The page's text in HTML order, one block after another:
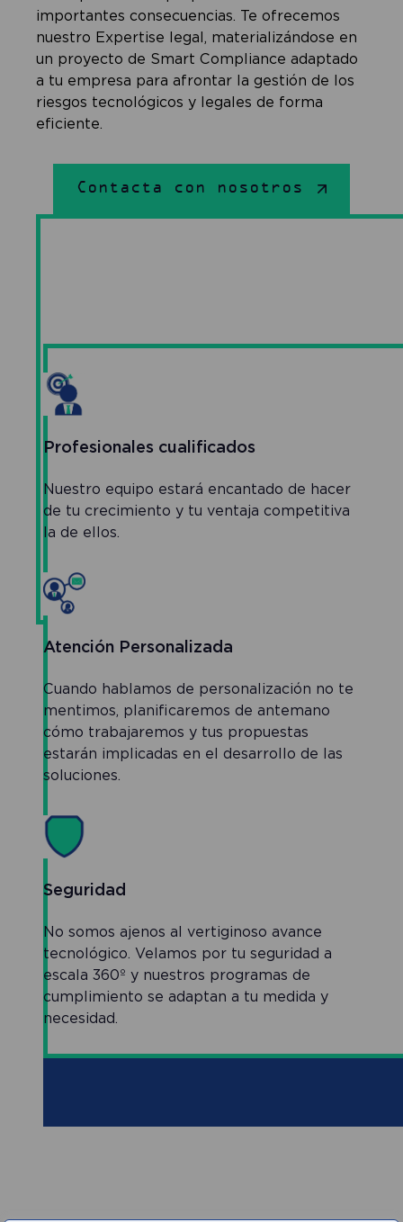
importantes consecuencias. Te ofrecemos
nuestro Expertise legal, materializándose en
un proyecto de Smart Compliance adaptado
a tu empresa para afrontar la gestión de los
riesgos tecnológicos y legales de forma
eficiente.
Contacta con nosotros
Profesionales cualificados
Nuestro equipo estará encantado de hacer
de tu crecimiento y tu ventaja competitiva
la de ellos.
Atención Personalizada
Cuando hablamos de personalización no te
mentimos, planificaremos de antemano
cómo trabajaremos y tus propuestas
estarán implicadas en el desarrollo de las
soluciones.
Seguridad
No somos ajenos al vertiginoso avance
tecnológico. Velamos por tu seguridad a
escala 360º y nuestros programas de
cumplimiento se adaptan a tu medida y
necesidad.